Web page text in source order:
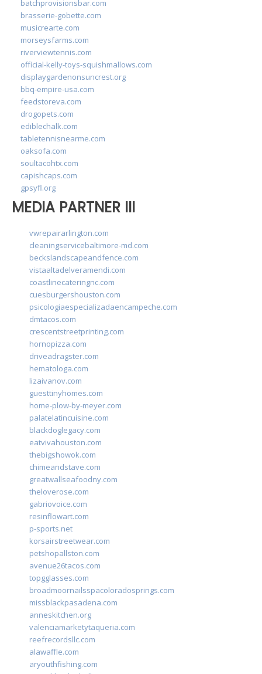
batchprovisionsbar.com
brasserie-gobette.com
musicrearte.com
morseysfarms.com
riverviewtennis.com
official-kelly-toys-squishmallows.com
displaygardenonsuncrest.org
bbq-empire-usa.com
feedstoreva.com
drogopets.com
ediblechalk.com
tabletennisnearme.com
oaksofa.com
soultacohtx.com
capishcaps.com
gpsyfl.org
MEDIA PARTNER III
vwrepairarlington.com
cleaningservicebaltimore-md.com
beckslandscapeandfence.com
vistaaltadelveramendi.com
coastlinecateringnc.com
cuesburgershouston.com
psicologiaespecializadaencampeche.com
dmtacos.com
crescentstreetprinting.com
hornopizza.com
driveadragster.com
hematologa.com
lizaivanov.com
guesttinyhomes.com
home-plow-by-meyer.com
palatelatincuisine.com
blackdoglegacy.com
eatvivahouston.com
thebigshowok.com
chimeandstave.com
greatwallseafoodny.com
theloverose.com
gabriovoice.com
resinflowart.com
p-sports.net
korsairstreetwear.com
petshopallston.com
avenue26tacos.com
topgglasses.com
broadmoornailsspacoloradosprings.com
missblackpasadena.com
anneskitchen.org
valenciamarketytaqueria.com
reefrecordsllc.com
alawaffle.com
aryouthfishing.com